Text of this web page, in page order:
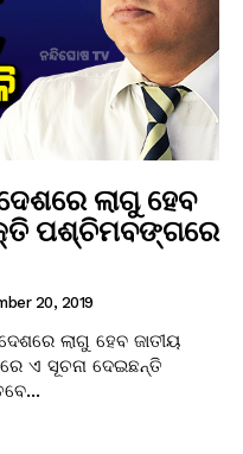
ଲାଗୁ ହେବ
ପଶ୍ଚିମବଙ୍ଗରେ
20, 2019
ଲାଗୁ ହେବ ଜାତୀୟ
ଏ ସୂଚନା ଦେଇଛନ୍ତି